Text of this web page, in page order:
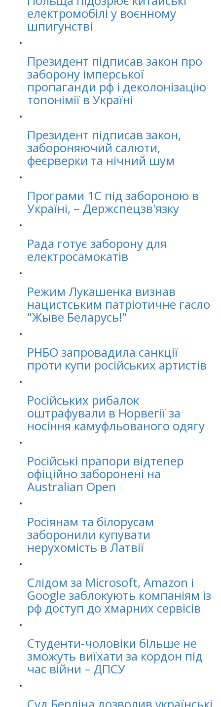
електромобілі у воєнному
шпигунстві
Президент підписав закон про
заборону імперської
пропаганди рф і деколонізацію
топонімії в Україні
Президент підписав закон,
забороняючий салюти,
феєрверки та нічний шум
Програми 1С під забороною в
Україні, – Держспецзв'язку
Рада готує заборону для
електросамокатів
Режим Лукашенка визнав
нацистським патріотичне гасло
"Жыве Беларусь!"
РНБО запровадила санкції
проти купи російських артистів
Російських рибалок
оштрафували в Норвегії за
носіння камуфльованого одягу
Російські прапори відтепер
офіційно заборонені на
Australian Open
Росіянам та білорусам
заборонили купувати
нерухомість в Латвії
Слідом за Microsoft, Amazon і
Google заблокують компаніям із
рф доступ до хмарних сервісів
Студенти-чоловіки більше не
зможуть виїхати за кордон під
час війни – ДПСУ